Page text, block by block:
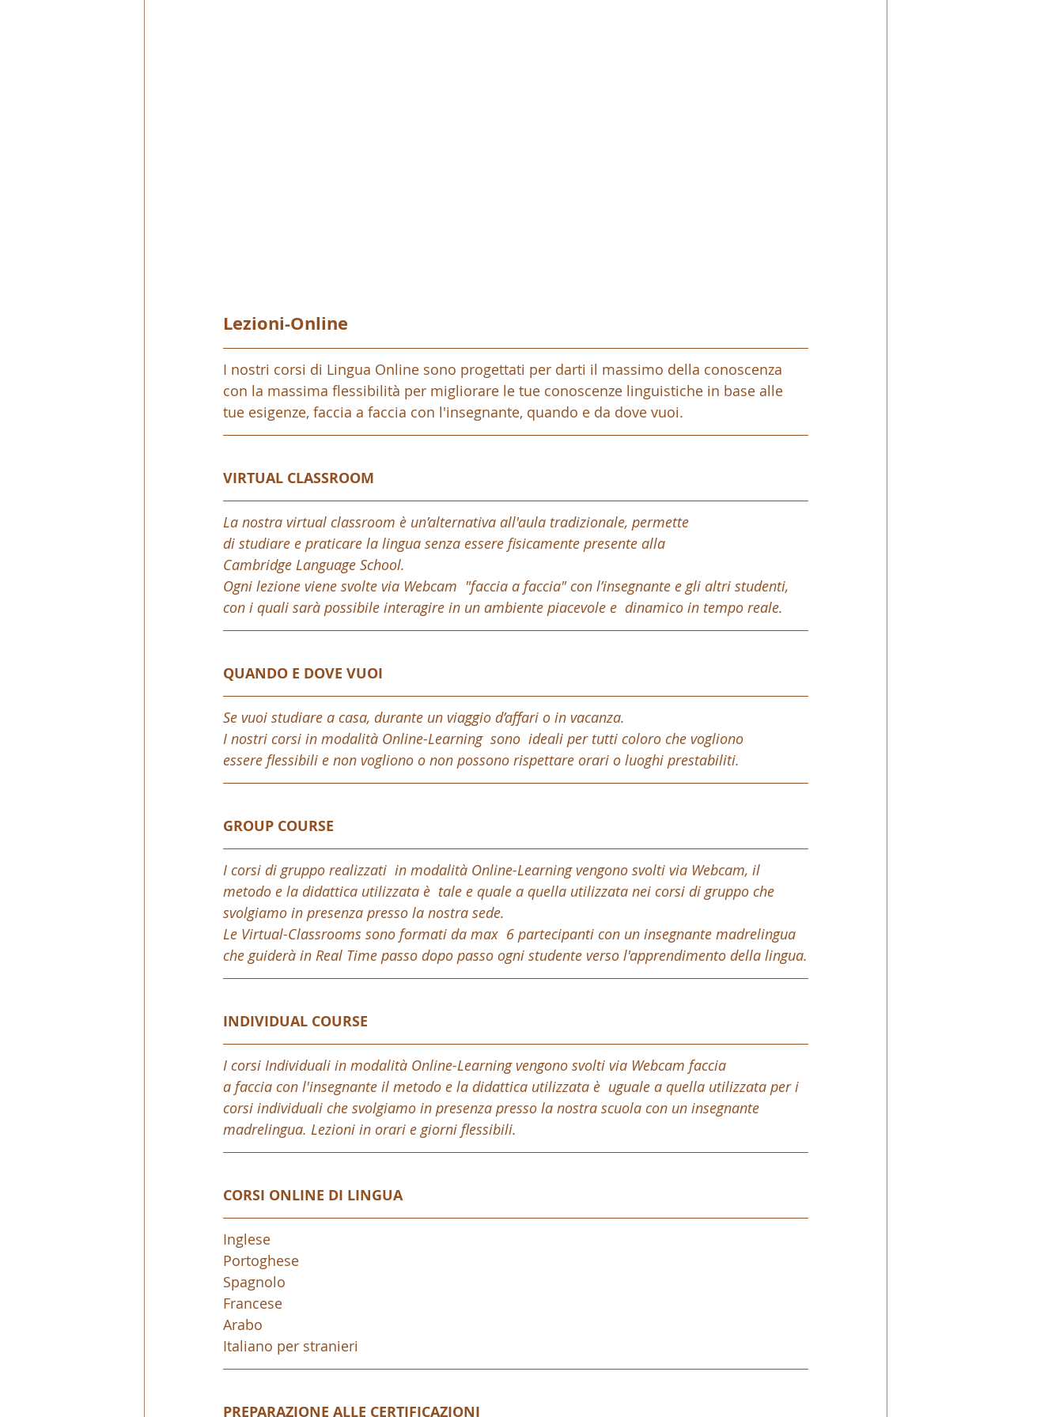
Lezioni-Online
I nostri corsi di Lingua Online sono progettati per darti il massimo della conoscenza
con la massima flessibilità per migliorare le tue conoscenze linguistiche in base alle
tue esigenze, faccia a faccia con l'insegnante, quando e da dove vuoi.
VIRTUAL CLASSROOM
La nostra virtual classroom è un’alternativa all'aula tradizionale, permette
di studiare e praticare la lingua senza essere fisicamente presente alla
Cambridge Language School.
Ogni lezione viene svolte via Webcam  "faccia a faccia" con l’insegnante e gli altri studenti,
con i quali sarà possibile interagire in un ambiente piacevole e  dinamico in tempo reale.
QUANDO E DOVE VUOI
Se vuoi studiare a casa, durante un viaggio d’affari o in vacanza.
I nostri corsi in modalità Online-Learning  sono  ideali per tutti coloro che vogliono
essere flessibili e non vogliono o non possono rispettare orari o luoghi prestabiliti.
GROUP COURSE
I corsi di gruppo realizzati  in modalità Online-Learning vengono svolti via Webcam, il
metodo e la didattica utilizzata è  tale e quale a quella utilizzata nei corsi di gruppo che
svolgiamo in presenza presso la nostra sede.
Le Virtual-Classrooms sono formati da max  6 partecipanti con un insegnante madrelingua
che guiderà in Real Time passo dopo passo ogni studente verso l'apprendimento della lingua.
INDIVIDUAL COURSE
I corsi Individuali in modalità Online-Learning vengono svolti via Webcam faccia
a faccia con l'insegnante il metodo e la didattica utilizzata è  uguale a quella utilizzata per i
corsi individuali che svolgiamo in presenza presso la nostra scuola con un insegnante
madrelingua. Lezioni in orari e giorni flessibili.
CORSI ONLINE DI LINGUA
Inglese
Portoghese
Spagnolo
Francese
Arabo
Italiano per stranieri
PREPARAZIONE ALLE CERTIFICAZIONI